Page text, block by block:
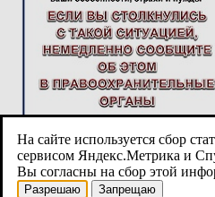
На сайте используется сбор
сервисом Яндекс.Метрика и
Вы согласны на сбор этой
Разрешаю Запрещаю